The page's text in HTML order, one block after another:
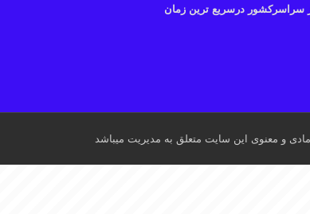
سراسرکشور درسریع ترین زمان
و معنوی این سایت متعلق به مدیریت میباشد